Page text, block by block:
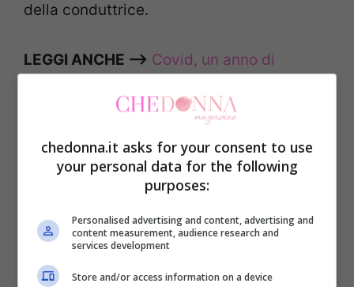
della conduttrice.
LEGGI ANCHE –> Covid, un anno di
“Eravamo in vacanza a Sellia Marina, due
anni fa. Li ho sorpresi al tramonto, di
spalle, abbracciati, mentre guardavano il
mare”
ha esordito la conduttrice,
contestualizzando dove e quando è stata
chedonna.it asks for your consent to use
your personal data for the following
purposes:
Personalised advertising and content, advertising and
content measurement, audience research and
services development
Store and/or access information on a device